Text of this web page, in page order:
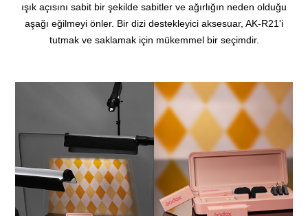
ışık açısını sabit bir şekilde sabitler ve ağırlığın neden olduğu
aşağı eğilmeyi önler. Bir dizi destekleyici aksesuar, AK-R21'i
tutmak ve saklamak için mükemmel bir seçimdir.